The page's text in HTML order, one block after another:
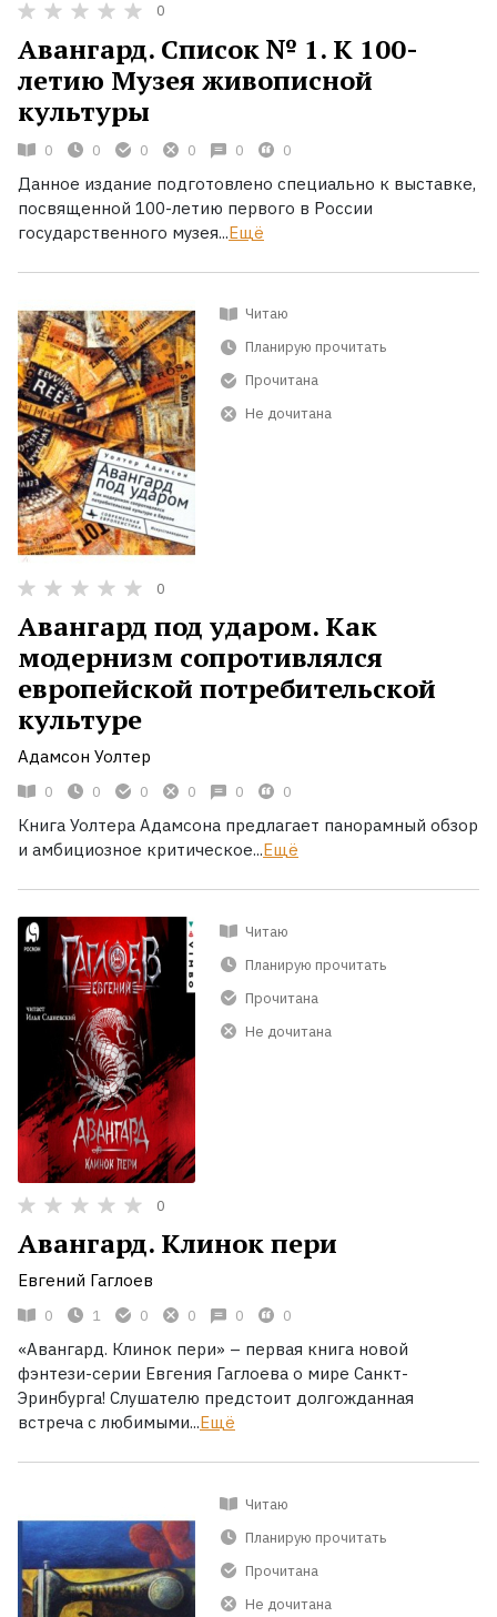
0
Авангард. Список № 1. К 100-
летию Музея живописной
культуры
0 0 0 0 0 0
Данное издание подготовлено специально к выставке,
посвященной 100-летию первого в России
государственного музея...Ещё
Читаю
Планирую прочитать
Прочитана
Не дочитана
0
Авангард под ударом. Как
модернизм сопротивлялся
европейской потребительской
культуре
Адамсон Уолтер
0 0 0 0 0 0
Книга Уолтера Адамсона предлагает панорамный обзор
и амбициозное критическое...Ещё
Читаю
Планирую прочитать
Прочитана
Не дочитана
0
Авангард. Клинок пери
Евгений Гаглоев
0 1 0 0 0 0
«Авангард. Клинок пери» – первая книга новой
фэнтези-серии Евгения Гаглоева о мире Санкт-
Эринбурга! Слушателю предстоит долгожданная
встреча с любимыми...Ещё
Читаю
Планирую прочитать
Прочитана
Не дочитана